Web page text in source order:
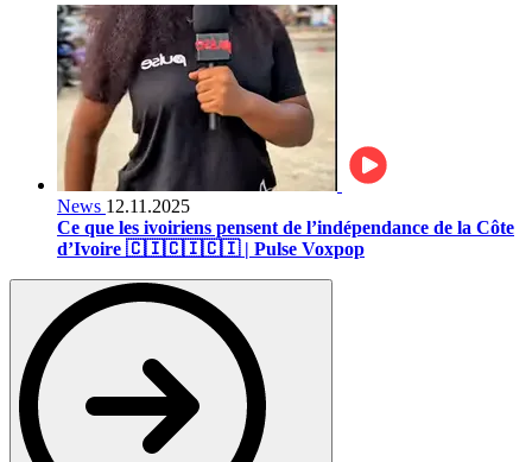
News 12.11.2025
Ce que les ivoiriens pensent de l’indépendance de la Côte
d’Ivoire 🇨🇮🇨🇮🇨🇮 | Pulse Voxpop